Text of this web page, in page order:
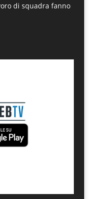
di squadra fanno